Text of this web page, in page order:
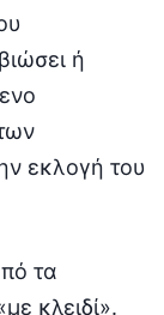
ή
εκλογή του
τα
κλειδί».